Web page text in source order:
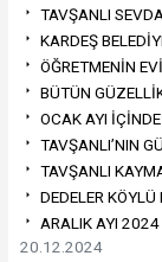
TAVŞANLI
KARDEŞ
ÖĞRETMENİN
BÜTÜN
OCAK AYI
TAVŞANLI’NIN
TAVŞANLI
DEDELER
ARALIK AYI 2024
20.12.2024